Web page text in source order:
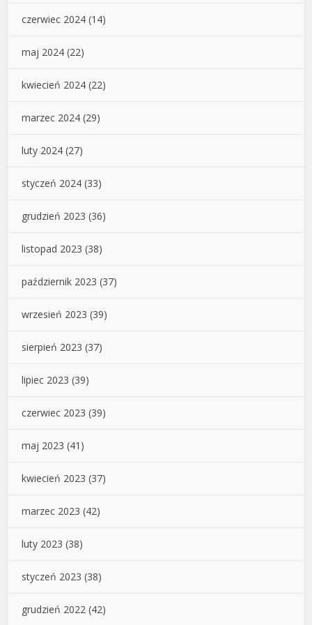
czerwiec 2024 (14)
maj 2024 (22)
kwiecień 2024 (22)
marzec 2024 (29)
luty 2024 (27)
styczeń 2024 (33)
grudzień 2023 (36)
listopad 2023 (38)
październik 2023 (37)
wrzesień 2023 (39)
sierpień 2023 (37)
lipiec 2023 (39)
czerwiec 2023 (39)
maj 2023 (41)
kwiecień 2023 (37)
marzec 2023 (42)
luty 2023 (38)
styczeń 2023 (38)
grudzień 2022 (42)